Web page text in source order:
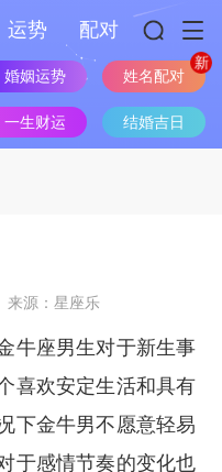
运势 配对
婚姻运势 姓名配对
一生财运 结婚吉日
来源：星座乐
牛座男生对于新生事
喜欢安定生活和具有
下金牛男不愿意轻易
于感情节奏的变化也